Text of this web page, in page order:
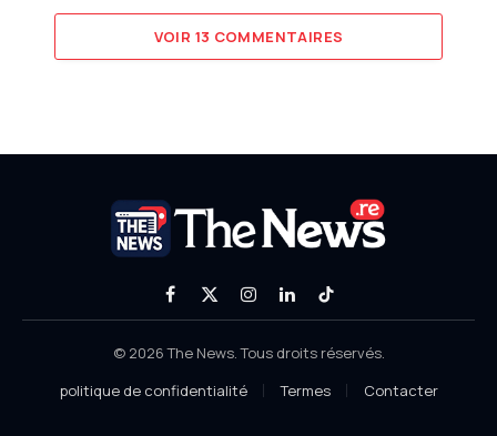
VOIR 13 COMMENTAIRES
Facebook
X
(Twitter)
Instagram
LinkedInTikTok
© 2026 The News. Tous droits réservés.
politique de confidentialité
Termes Contacter